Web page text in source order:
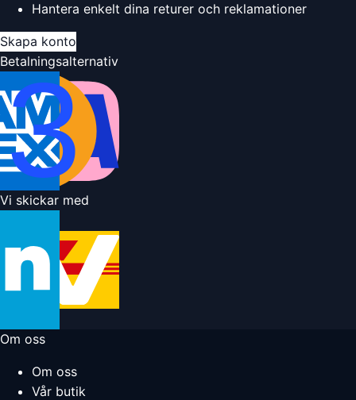
Hantera enkelt dina returer och reklamationer
Skapa konto
Betalningsalternativ
Vi skickar med
Om oss
Om oss
Vår butik